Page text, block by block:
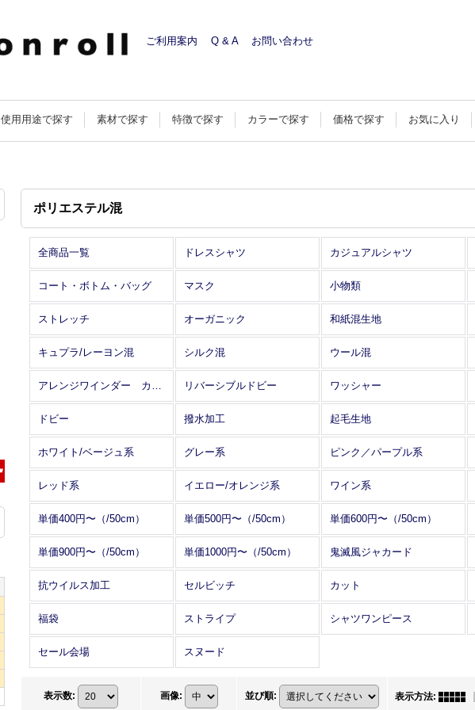
ご利用案内 Q & A お問い合わせ
使用用途で探す 素材で探す 特徴で探す カラーで探す 価格で探す お気に入り
ポリエステル混
全商品一覧 ドレスシャツ カジュアルシャツ
コート・ボトム・バッグ マスク 小物類
ストレッチ オーガニック 和紙混生地
キュプラ/レーヨン混 シルク混 ウール混
アレンジワインダー カットジャカード リバーシブルドビー ワッシャー
ドビー 撥水加工 起毛生地
ホワイト/ベージュ系 グレー系 ピンク／パープル系
レッド系 イエロー/オレンジ系 ワイン系
単価400円〜（/50cm） 単価500円〜（/50cm） 単価600円〜（/50cm）
単価900円〜（/50cm） 単価1000円〜（/50cm） 鬼滅風ジャカード
抗ウイルス加工 セルビッチ カット
福袋 ストライプ シャツワンピース
セール会場 スヌード
表示数: 画像: 並び順: 表示方法: